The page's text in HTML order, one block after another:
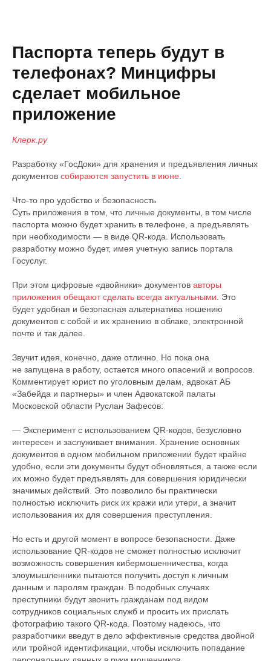
Паспорта теперь будут в
телефонах? Минцифры
сделает мобильное
приложение
Клерк.ру
Разработку «ГосДоки» для хранения и предъявления личных
документов собираются запустить в июне
Что-то про удобство и безопасность
Суть приложения в том, что личные документы, в том числе
паспорта можно будет хранить в телефоне, а предъявлять
при необходимости — в виде QR-кода. Использовать
разработку можно будет, имея учетную запись портала
Госуслуг.
При этом цифровые «двойники» документов авторы
приложения обещают сделать всегда актуальными . Это
будет удобная и безопасная альтернатива ношению
документов с собой и их хранению в облаке, электронной
почте и так далее.
Звучит идея, конечно, даже отлично. Но пока она
не запущена в работу, остается много опасений и вопросов.
Комментирует юрист по уголовным делам, адвокат АБ
«Забейда и партнеры» и член Адвокатской палаты
Московской области Руслан Зафесов:
— Эксперимент с использованием QR-кодов, безусловно
интересен и заслуживает внимания. Хранение основных
документов в одном мобильном приложении будет крайне
удобно, если эти документы будут обновляться, а также если
их можно будет предъявлять для совершения юридически
значимых действий. Это позволило бы практически
полностью исключить риск их кражи или утери, а значит
использования их для совершения преступления.
Но есть и другой момент в вопросе безопасности. Даже
использование QR-кодов не сможет полностью исключит
возможность совершения кибермошенничества, когда
злоумышленники пытаются получить доступ к личным
данным и паролям граждан. В подобных случаях
преступники будут звонить гражданам под видом
сотрудников социальных служб и просить их прислать
фотографию такого QR-кода. Поэтому надеюсь, что
разработчики введут в дело эффективные средства двойной
или тройной идентификации, чтобы исключить попадание